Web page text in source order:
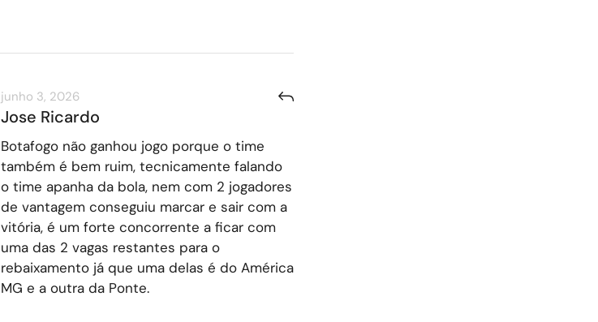
junho 3, 2026
Jose Ricardo
Botafogo não ganhou jogo porque o time
também é bem ruim, tecnicamente falando
o time apanha da bola, nem com 2 jogadores
de vantagem conseguiu marcar e sair com a
vitória, é um forte concorrente a ficar com
uma das 2 vagas restantes para o
rebaixamento já que uma delas é do América
MG e a outra da Ponte.